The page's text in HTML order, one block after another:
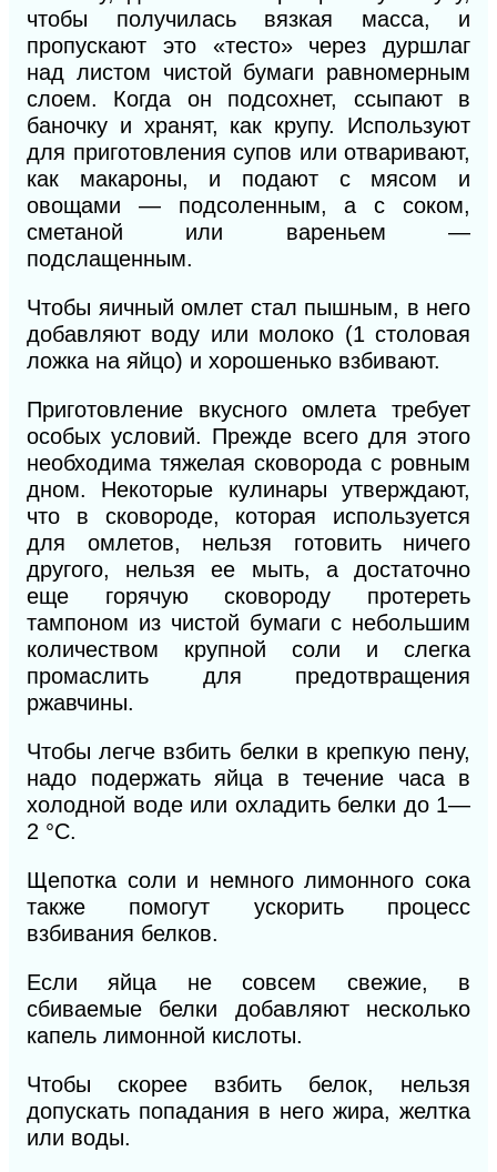
чтобы получилась вязкая масса, и
пропускают это «тесто» через дуршлаг
над листом чистой бумаги равномерным
слоем. Когда он подсохнет, ссыпают в
баночку и хранят, как крупу. Используют
для приготовления супов или отваривают,
как макароны, и подают с мясом и
овощами — подсоленным, а с соком,
сметаной или вареньем —
подслащенным.
Чтобы яичный омлет стал пышным, в него
добавляют воду или молоко (1 столовая
ложка на яйцо) и хорошенько взбивают.
Приготовление вкусного омлета требует
особых условий. Прежде всего для этого
необходима тяжелая сковорода с ровным
дном. Некоторые кулинары утверждают,
что в сковороде, которая используется
для омлетов, нельзя готовить ничего
другого, нельзя ее мыть, а достаточно
еще горячую сковороду протереть
тампоном из чистой бумаги с небольшим
количеством крупной соли и слегка
промаслить для предотвращения
ржавчины.
Чтобы легче взбить белки в крепкую пену,
надо подержать яйца в течение часа в
холодной воде или охладить белки до 1—
2 °С.
Щепотка соли и немного лимонного сока
также помогут ускорить процесс
взбивания белков.
Если яйца не совсем свежие, в
сбиваемые белки добавляют несколько
капель лимонной кислоты.
Чтобы скорее взбить белок, нельзя
допускать попадания в него жира, желтка
или воды.